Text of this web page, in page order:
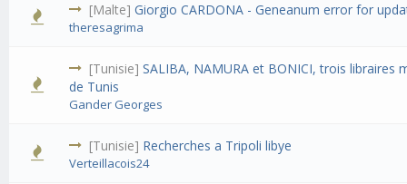
[Malte]Giorgio CARDONA - Geneanum error for
theresagrima
[Tunisie]SALIBA, NAMURA et BONICI, trois libraires
de Tunis
Gander Georges
[Tunisie] Recherches a Tripoli libye
Verteillacois24